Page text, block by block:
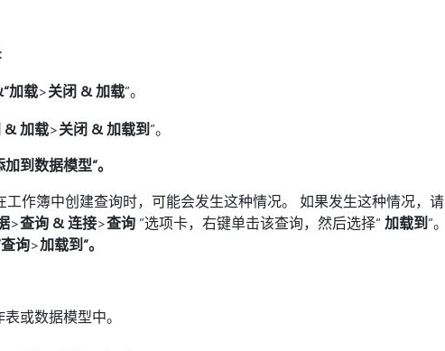
加载>关闭 & 加载”。
& 加载>关闭 & 加载到 ”。
到数据模型”。
作簿中创建查询时，可能会发生这种情况。 如果发生这种情况，请
>查询 & 连接>查询”选项卡，右键单击该查询，然后选择“ 加载到 ”。
询>加载到”。
或数据模型中。